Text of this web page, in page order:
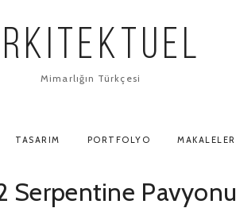
Mimarlığın Türkçesi
TASARIM PORTFOLYO MAKALELER
Serpentine Pavyonu